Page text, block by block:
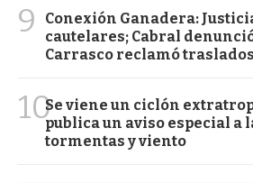
9
Conexión Ganadera:
cautelares; Cabral
Carrasco reclamó traslados
10Se viene un ciclón
publica un aviso especial a
tormentas y viento